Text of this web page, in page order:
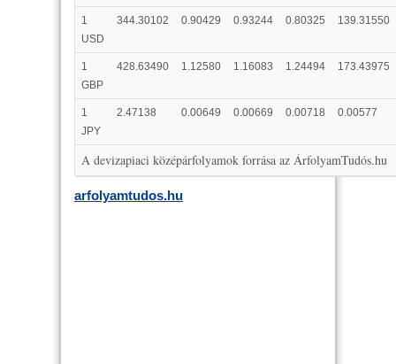
1
USD
344.30102 0.90429 0.93244 0.80325 139.31550
1
GBP
428.63490 1.12580 1.16083 1.24494 173.43975
1
JPY
2.47138 0.00649 0.00669 0.00718 0.00577
A devizapiaci középárfolyamok forrása az ÁrfolyamTudós.hu
arfolyamtudos.hu